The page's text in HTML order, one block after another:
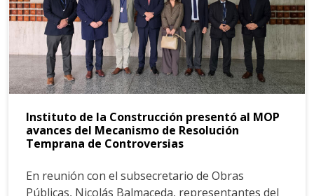
Instituto de la Construcción presentó al MOP
avances del Mecanismo de Resolución
Temprana de Controversias
En reunión con el subsecretario de Obras
Públicas, Nicolás Balmaceda, representantes del